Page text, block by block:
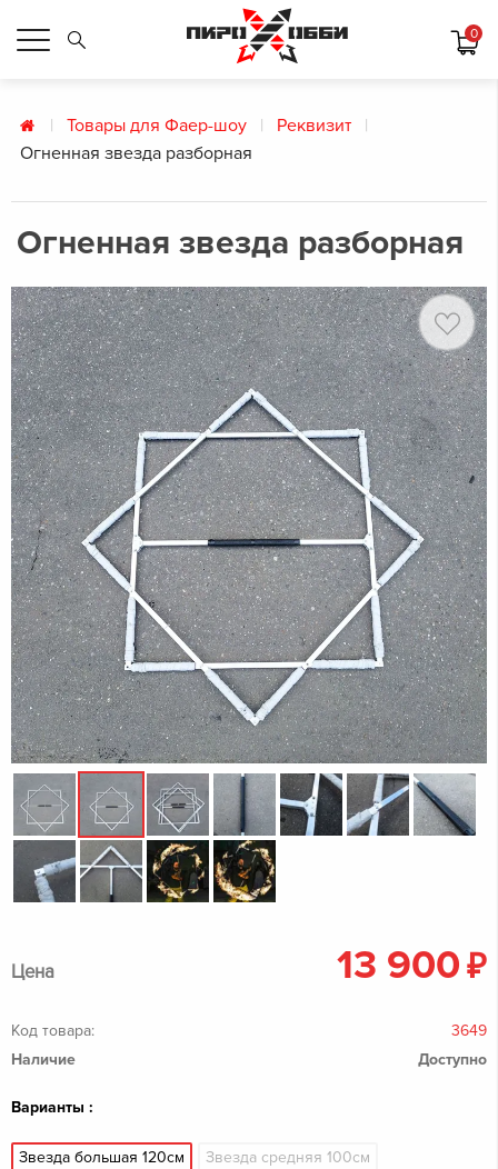
0
Товары для Фаер-шоу
Реквизит
Огненная звезда разборная
Огненная звезда разборная
Цена 13 900 ₽
Код товара:
3649
Наличие
Доступно
Варианты :
Звезда большая 120см Звезда средняя 100см